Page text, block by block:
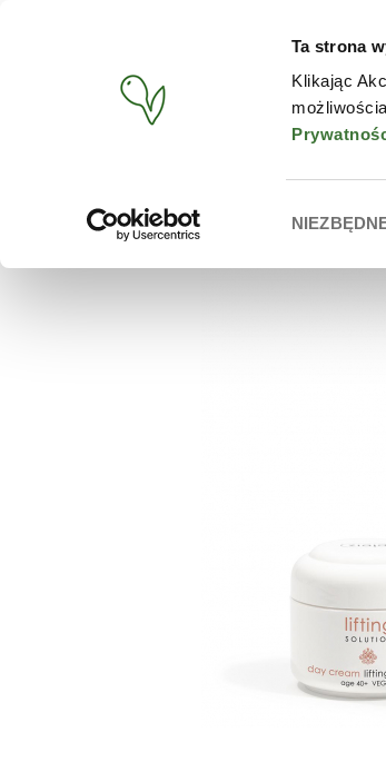
Ta strona
Klikając
zgody
PRODUCTOS
BUSCAR ZIAJA CREMA